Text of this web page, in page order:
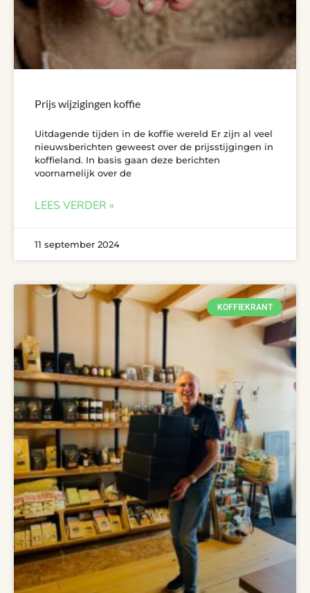
Prijs wijzigingen koffie
Uitdagende tijden in de koffie wereld Er zijn al veel
nieuwsberichten geweest over de prijsstijgingen in
koffieland. In basis gaan deze berichten
voornamelijk over de
LEES VERDER »
11 september 2024
KOFFIEKRANT